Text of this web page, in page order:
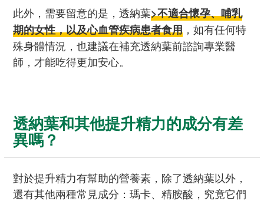
此外，需要留意的是，透納葉>不適合懷孕、哺乳
期的女性，以及心血管疾病患者食用 ，如有任何特
殊身體情況，也建議在補充透納葉前諮詢專業醫
師，才能吃得更加安心。
透納葉和其他提升精力的成分有差
異嗎？
對於提升精力有幫助的營養素，除了透納葉以外，
還有其他兩種常見成分：瑪卡、精胺酸，究竟它們